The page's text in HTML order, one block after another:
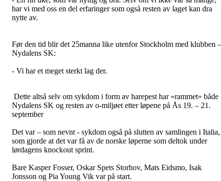
har vi med oss en del erfaringer som også resten av laget kan dra
nytte av.
Før den tid blir det 25manna like utenfor Stockholm med klubben –
Nydalens SK:
- Vi har et meget sterkt lag der.
Dette altså selv om sykdom i form av harepest har «rammet» både
Nydalens SK og resten av o-miljøet etter løpene på Ås 19. – 21.
september
Det var – som nevnt - sykdom også på slutten av samlingen i Italia,
som gjorde at det var få av de norske løperne som deltok under
lørdagens knockout sprint.
Bare Kasper Fosser, Oskar Spets Storhov, Mats Eidsmo, Isak
Jonsson og Pia Young Vik var på start.